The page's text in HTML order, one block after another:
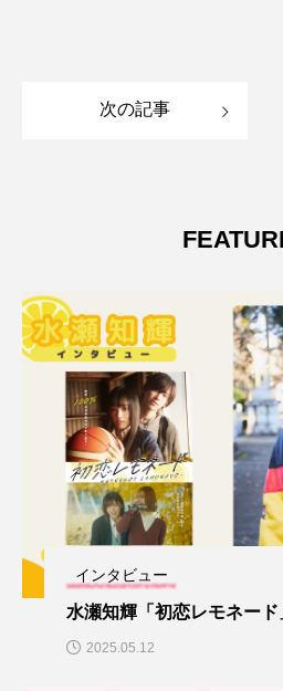
次の記事
インタビュー
水瀬知輝「初恋レモネー
2025.05.12